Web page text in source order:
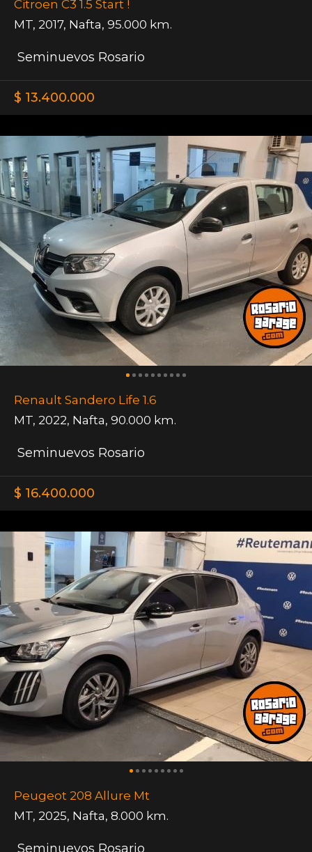
Citroen C3 1.5 Start !
MT, 2017, Nafta, 95.000 km.
Seminuevos Rosario
$ 13.400.000
Renault Sandero Life 1.6
MT, 2022, Nafta, 90.000 km.
Seminuevos Rosario
$ 16.400.000
Peugeot 208 Allure Mt
MT, 2025, Nafta, 8.000 km.
Seminuevos Rosario